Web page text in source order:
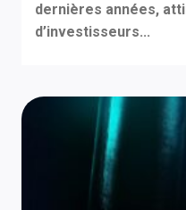
dernières années,
d’investisseurs...